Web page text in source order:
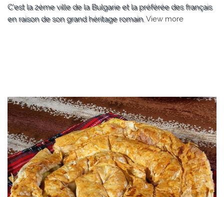
C’est la 2ème ville de la Bulgarie et la préférée des français
en raison de son grand héritage romain. View more